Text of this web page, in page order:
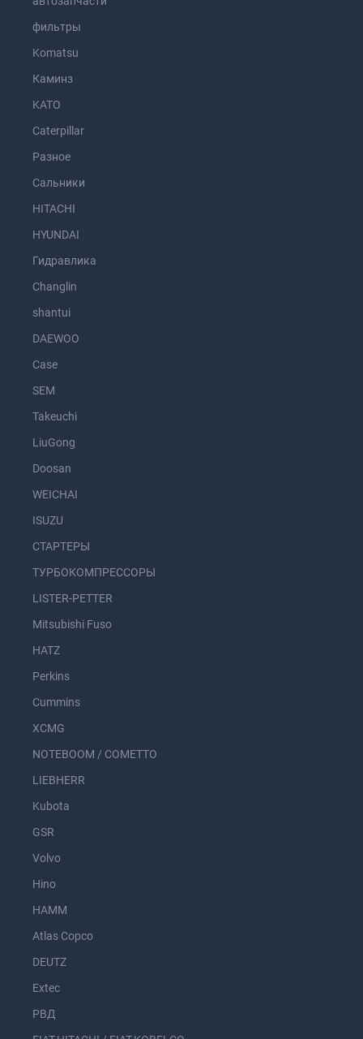
фильтры
Komatsu
Каминз
KATO
Caterpillar
Разное
Сальники
HITACHI
HYUNDAI
Гидравлика
Changlin
shantui
DAEWOO
Case
SEM
Takeuchi
LiuGong
Doosan
WEICHAI
ISUZU
СТАРТЕРЫ
ТУРБОКОМПРЕССОРЫ
LISTER-PETTER
Mitsubishi Fuso
HATZ
Perkins
Cummins
XCMG
NOTEBOOM / COMETTO
LIEBHERR
Kubota
GSR
Volvo
Hino
HAMM
Atlas Copco
DEUTZ
Extec
РВД